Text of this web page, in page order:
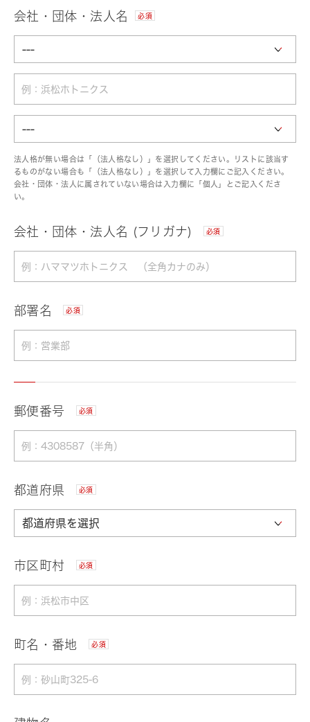
会社・団体・法人名 必須
法人格が無い場合は「（法人格なし）」を選択してください。リストに該当す
るものがない場合も「（法人格なし）」を選択して入力欄にご記入ください。
会社・団体・法人に属されていない場合は入力欄に「個人」とご記入くださ
い。
会社・団体・法人名 (フリガナ) 必須
部署名 必須
郵便番号 必須
都道府県 必須
市区町村 必須
町名・番地 必須